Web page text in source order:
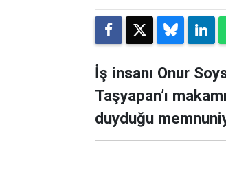
İş insanı Onur
Taşyapan’ı
duyduğu